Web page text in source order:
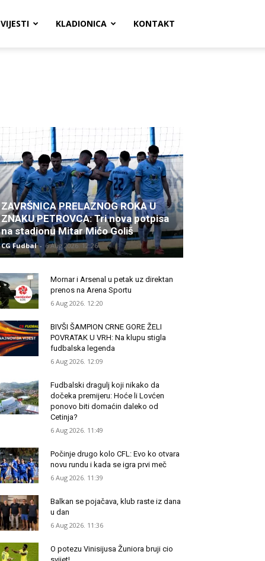
VIJESTI KLADIONICA KONTAKT
ZAVRŠNICA PRELAZNOG ROKA U
ZNAKU PETROVCA: Tri nova potpisa
na stadionu Mitar Mićo Goliš
CG Fudbal - 6 Aug 2026. 12:26
Mornar i Arsenal u petak uz direktan
prenos na Arena Sportu
6 Aug 2026. 12:20
BIVŠI ŠAMPION CRNE GORE ŽELI
POVRATAK U VRH: Na klupu stigla
fudbalska legenda
6 Aug 2026. 12:09
Fudbalski dragulj koji nikako da
dočeka premijeru: Hoće li Lovćen
ponovo biti domaćin daleko od
Cetinja?
6 Aug 2026. 11:49
Počinje drugo kolo CFL: Evo ko otvara
novu rundu i kada se igra prvi meč
6 Aug 2026. 11:39
Balkan se pojačava, klub raste iz dana
u dan
6 Aug 2026. 11:36
O potezu Vinisijusa Žuniora bruji cio